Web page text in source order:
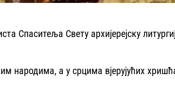
Спаситеља Свету архијерејску
народима, а у срцима вјерујућих